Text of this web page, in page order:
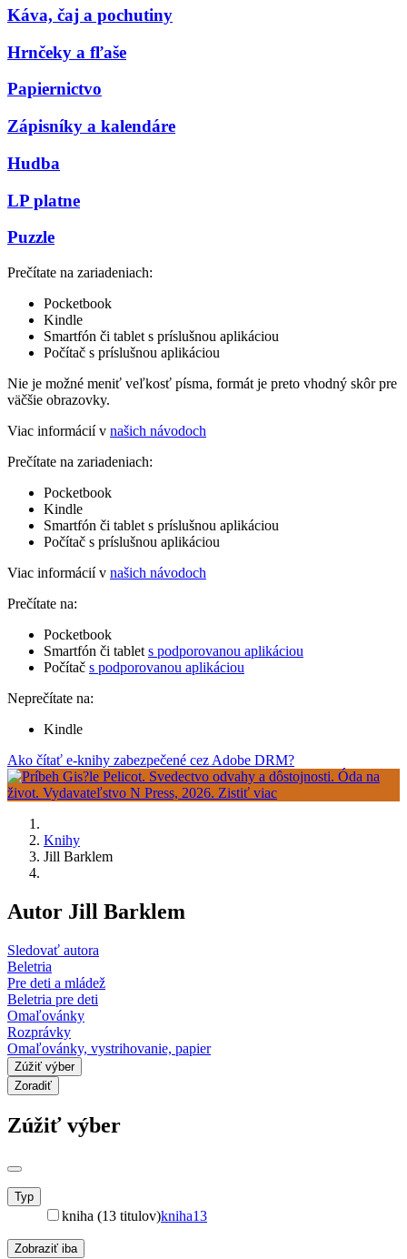
Káva, čaj a pochutiny
Hrnčeky a fľaše
Papiernictvo
Zápisníky a kalendáre
Hudba
LP platne
Puzzle
Prečítate na zariadeniach:
Pocketbook
Kindle
Smartfón či tablet s príslušnou aplikáciou
Počítač s príslušnou aplikáciou
Nie je možné meniť veľkosť písma, formát je preto vhodný skôr pre
väčšie obrazovky.
Viac informácií v našich návodoch
Prečítate na zariadeniach:
Pocketbook
Kindle
Smartfón či tablet s príslušnou aplikáciou
Počítač s príslušnou aplikáciou
Viac informácií v našich návodoch
Prečítate na:
Pocketbook
Smartfón či tablet s podporovanou aplikáciou
Počítač s podporovanou aplikáciou
Neprečítate na:
Kindle
Ako čítať e-knihy zabezpečené cez Adobe DRM?
Knihy
Jill Barklem
Autor Jill Barklem
Sledovať autora
Beletria
Pre deti a mládež
Beletria pre deti
Omaľovánky
Rozprávky
Omaľovánky, vystrihovanie, papier
Zúžiť výber
Zoradiť
Zúžiť výber
Typ
kniha (13 titulov)kniha13
Zobraziť iba